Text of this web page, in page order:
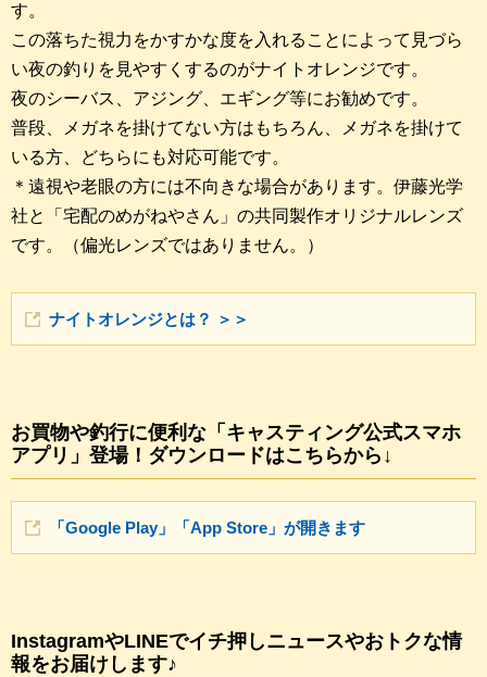
す。
この落ちた視力をかすかな度を入れることによって見づら
い夜の釣りを見やすくするのがナイトオレンジです。
夜のシーバス、アジング、エギング等にお勧めです。
普段、メガネを掛けてない方はもちろん、メガネを掛けて
いる方、どちらにも対応可能です。
＊遠視や老眼の方には不向きな場合があります。伊藤光学
社と「宅配のめがねやさん」の共同製作オリジナルレンズ
です。（偏光レンズではありません。）
ナイトオレンジとは？ ＞＞
お買物や釣行に便利な「キャスティング公式スマホ
アプリ」登場！ダウンロードはこちらから↓
「Google Play」「App Store」が開きます
InstagramやLINEでイチ押しニュースやおトクな情
報をお届けします♪